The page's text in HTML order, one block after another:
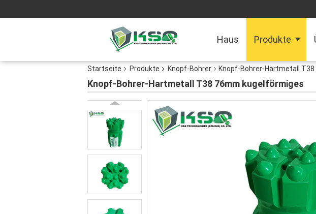
Haus Produkte
Startseite Produkte Knopf-Bohrer Knopf-Bohrer-Hartmetall
Knopf-Bohrer-Hartmetall T38 76mm kugelförmiges